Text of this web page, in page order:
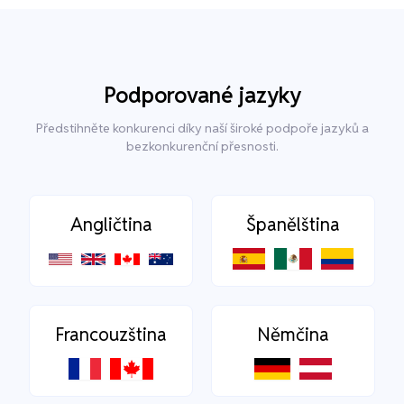
Podporované jazyky
Předstihněte konkurenci díky naší široké podpoře jazyků a
bezkonkurenční přesnosti.
Angličtina Španělština
Francouzština Němčina